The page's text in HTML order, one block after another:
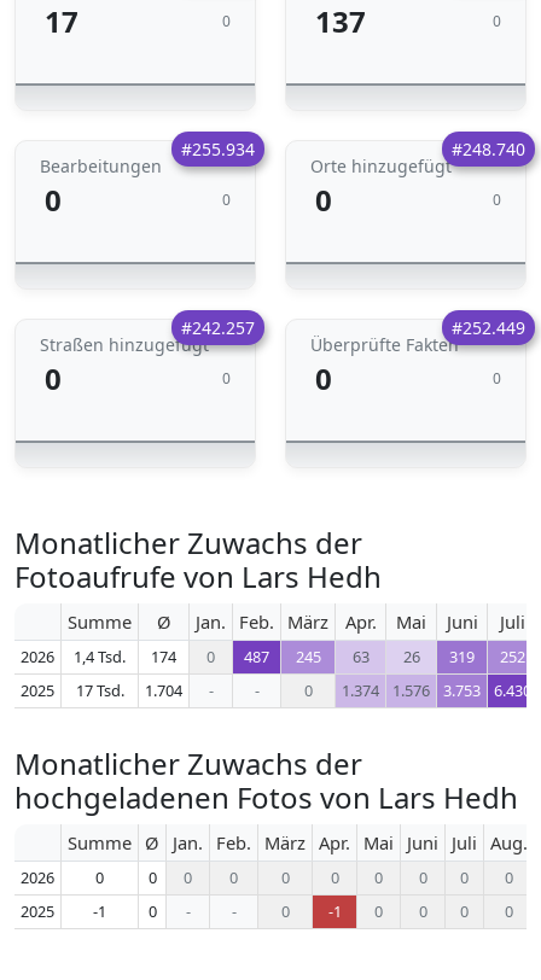
17 0 137 0
#255.934
Bearbeitungen
0 0
#248.740
Orte hinzugefügt
0 0
#242.257
Straßen hinzugefügt
0 0
#252.449
Überprüfte Fakten
0 0
Monatlicher Zuwachs der
Fotoaufrufe von Lars Hedh
Summe Ø Jan. Feb. März Apr. Mai Juni Juli
2026 1,4 Tsd. 174 0 487 245 63 26 319
252
2025
17 Tsd. 1.704 - - 0 1.374 1.576 3.753 6.430
Monatlicher Zuwachs der
hochgeladenen Fotos von Lars Hedh
Summe Ø Jan. Feb. März Apr. Mai Juni Juli Aug.
2026 0 0 0 0 0 0 0 0 0
0
2025
-1 0 - - 0 -1 0 0 0 0